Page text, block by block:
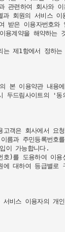
관련하여 회사와
회원의 서비스 이
은 이용자번호와
계약을 해약하는
제1항에서 정하
본 이용약관 내용
두드림사이트의 '동
객은 회사에서 요
과 주민등록번호
이 가능합니다.
)를 도용하여 이
대하여 등급별로
서비스 이용자의